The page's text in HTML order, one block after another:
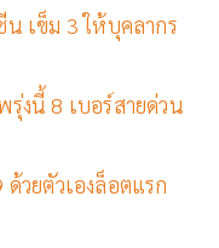
เข็ม 3 ให้บุคลากร
งนี้ 8 เบอร์สายด่วน
วยตัวเองล็อตแรก